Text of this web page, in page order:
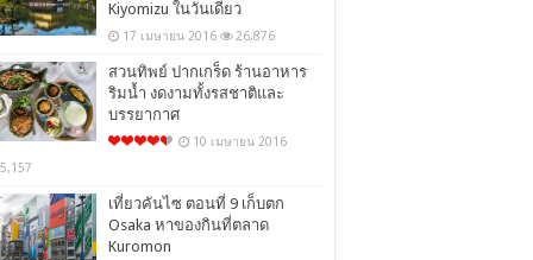
Kiyomizu ในวันเดียว
17 เมษายน 2016 26,876
สวนทิพย์ ปากเกร็ด ร้านอาหาร
ริมน้ำ งดงามทั้งรสชาติและ
บรรยากาศ
10 เมษายน 2016
เที่ยวคันไซ ตอนที่ 9 เก็บตก
Osaka หาของกินที่ตลาด
Kuromon